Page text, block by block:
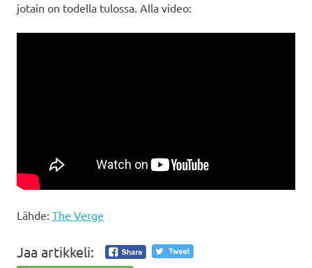
jotain on todella tulossa. Alla video:
Lähde: The Verge
Jaa artikkeli: